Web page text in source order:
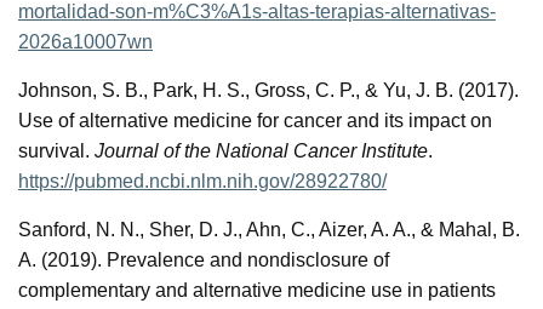
mortalidad-son-m%C3%A1s-altas-terapias-alternativas-
2026a10007wn
Johnson, S. B., Park, H. S., Gross, C. P., & Yu, J. B. (2017).
Use of alternative medicine for cancer and its impact on
survival. Journal of the National Cancer Institute.
https://pubmed.ncbi.nlm.nih.gov/28922780/
Sanford, N. N., Sher, D. J., Ahn, C., Aizer, A. A., & Mahal, B.
A. (2019). Prevalence and nondisclosure of
complementary and alternative medicine use in patients